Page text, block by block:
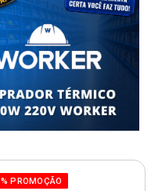
% PROMOÇÃO